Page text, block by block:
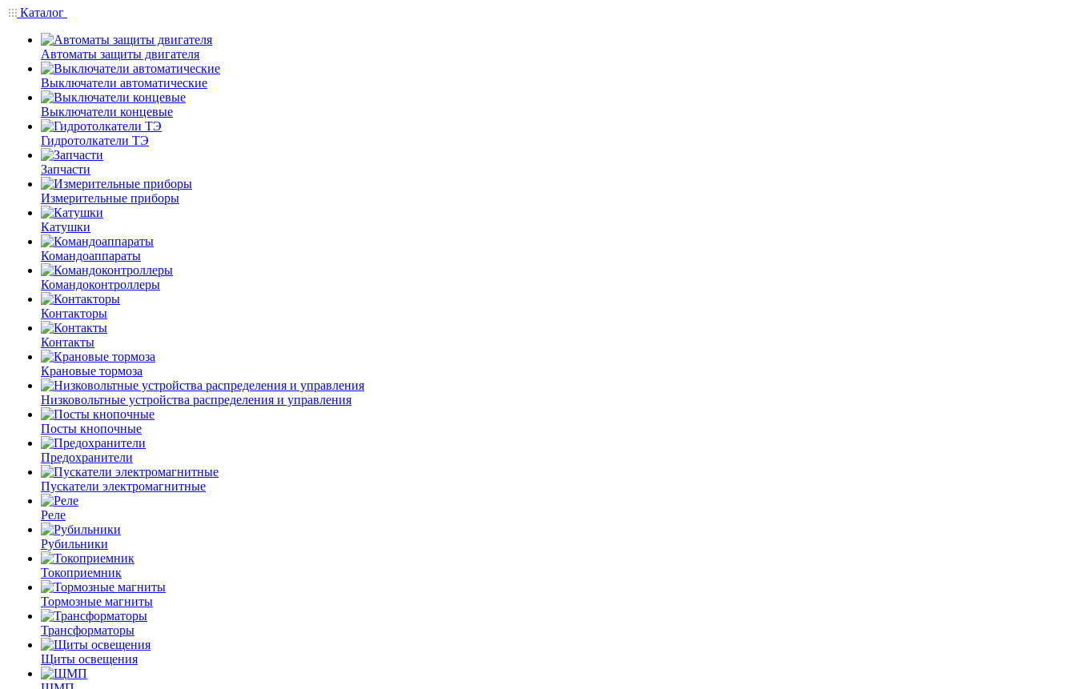
Каталог
Автоматы защиты двигателя
Выключатели автоматические
Выключатели концевые
Гидротолкатели ТЭ
Запчасти
Измерительные приборы
Катушки
Командоаппараты
Командоконтроллеры
Контакторы
Контакты
Крановые тормоза
Низковольтные устройства распределения и управления
Посты кнопочные
Предохранители
Пускатели электромагнитные
Реле
Рубильники
Токоприемник
Тормозные магниты
Трансформаторы
Щиты освещения